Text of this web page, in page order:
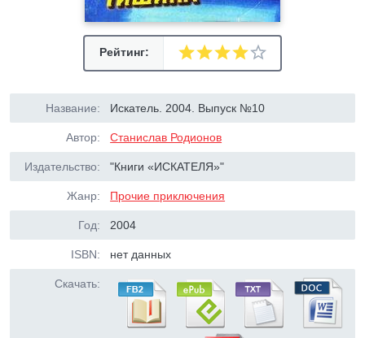
Рейтинг:
Название: Искатель. 2004. Выпуск №10
Автор: Станислав Родионов
Издательство: "Книги «ИСКАТЕЛЯ»"
Жанр: Прочие приключения
Год: 2004
ISBN: нет данных
Скачать: